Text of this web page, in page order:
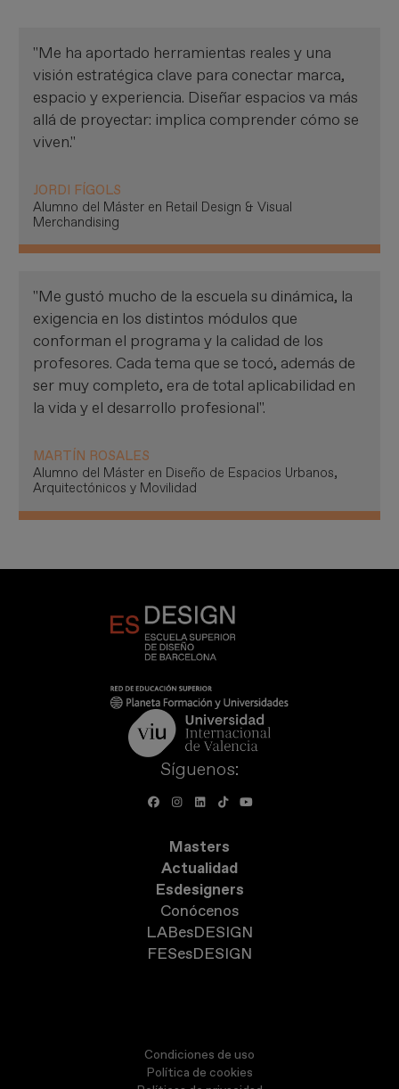
"Me ha aportado herramientas reales y una
visión estratégica clave para conectar marca,
espacio y experiencia. Diseñar espacios va más
allá de proyectar: implica comprender cómo se
viven."
JORDI FÍGOLS
Alumno del Máster en Retail Design & Visual
Merchandising
"Me gustó mucho de la escuela su dinámica, la
exigencia en los distintos módulos que
conforman el programa y la calidad de los
profesores. Cada tema que se tocó, además de
ser muy completo, era de total aplicabilidad en
la vida y el desarrollo profesional".
MARTÍN ROSALES
Alumno del Máster en Diseño de Espacios Urbanos,
Arquitectónicos y Movilidad
Síguenos:
Masters
Actualidad
Esdesigners
Conócenos
LABesDESIGN
FESesDESIGN
Condiciones de uso
Política de cookies